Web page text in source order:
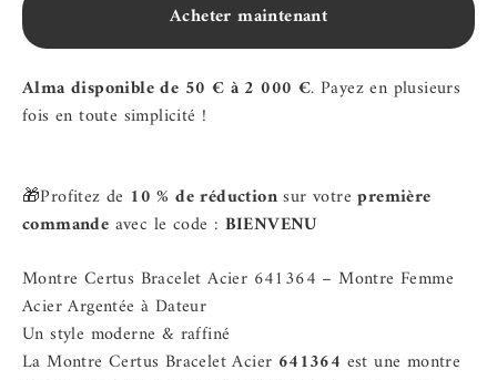
Acheter maintenant
Alma disponible de 50 € à 2 000 €. Payez en plusieurs
fois en toute simplicité !
🎁Profitez de 10 % de réductionsur votrepremière
commande avec le code : BIENVENU
Montre Certus Bracelet Acier 641364 – Montre Femme
Acier Argentée à Dateur
Un style moderne & raffiné
La Montre Certus Bracelet Acier 641364 est une montre